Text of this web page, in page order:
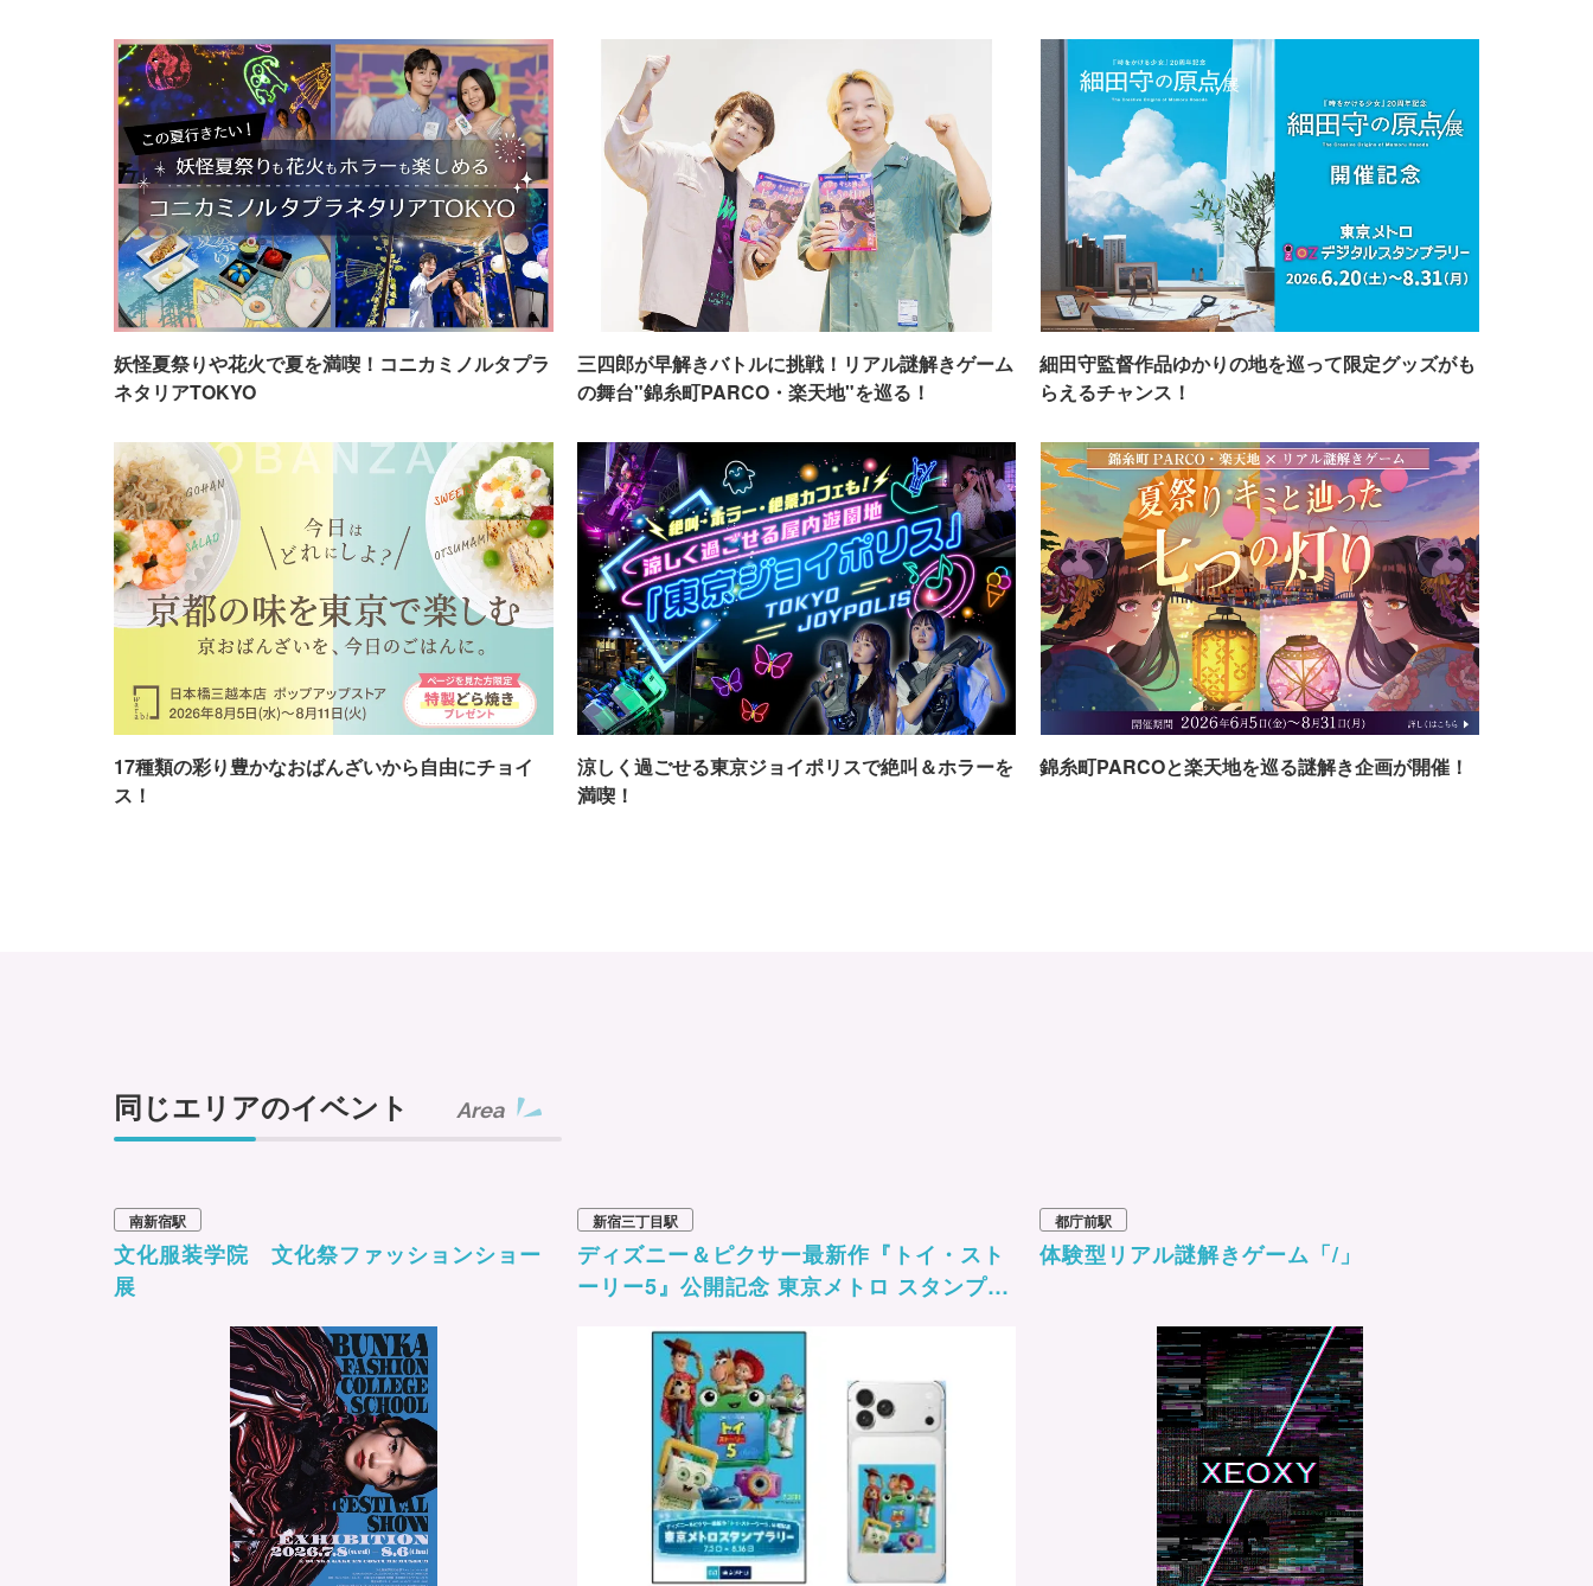
妖怪夏祭りや花火で夏を満喫！コニカミノルタプラ
ネタリアTOKYO
三四郎が早解きバトルに挑戦！リアル謎解きゲーム
の舞台"錦糸町PARCO・楽天地"を巡る！
細田守監督作品ゆかりの地を巡って限定グッズがも
らえるチャンス！
17種類の彩り豊かなおばんざいから自由にチョイ
ス！
涼しく過ごせる東京ジョイポリスで絶叫＆ホラーを
満喫！
錦糸町PARCOと楽天地を巡る謎解き企画が開催！
同じエリアのイベント Area
南新宿駅
文化服装学院 文化祭ファッションショー
展
新宿三丁目駅
ディズニー＆ピクサー最新作『トイ・スト
ーリー5』公開記念 東京メトロ スタンプラ
都庁前駅
体験型リアル謎解きゲーム「/」